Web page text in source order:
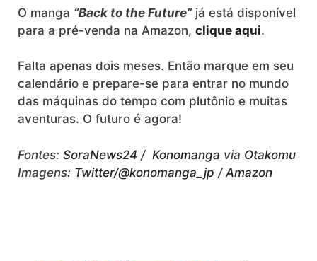
O manga “Back to the Future”já está disponível
para a pré-venda na Amazon, clique aqui.
Falta apenas dois meses. Então marque em seu
calendário e prepare-se para entrar no mundo
das máquinas do tempo com plutônio e muitas
aventuras. O futuro é agora!
Fontes: SoraNews24 / Konomanga via Otakomu
Imagens: Twitter/@konomanga_jp / Amazon